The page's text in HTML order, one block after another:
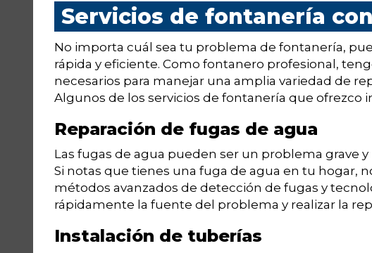
Servicios de fontanería
No importa cuál sea tu problema de fontanería,
rápida y eficiente. Como fontanero profesional,
necesarios para manejar una amplia variedad de
Algunos de los servicios de fontanería que ofrezco
Reparación de fugas de agua
Las fugas de agua pueden ser un problema grave
Si notas que tienes una fuga de agua en tu hogar,
métodos avanzados de detección de fugas y
rápidamente la fuente del problema y realizar la
Instalación de tuberías